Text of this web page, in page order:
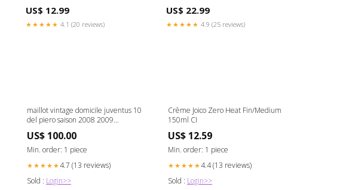
US$ 12.99
★★★★★ 4.1 (20 reviews)
US$ 22.99
★★★★★ 4.9 (25 reviews)
maillot vintage domicile juventus 10
del piero saison 2008 2009
US$ 100.00
Min. order: 1 piece
★★★★★4.7 (13 reviews)
Sold : Login>>
Crème Joico Zero Heat Fin/Medium
150ml CI
US$ 12.59
Min. order: 1 piece
★★★★★4.4 (13 reviews)
Sold : Login>>